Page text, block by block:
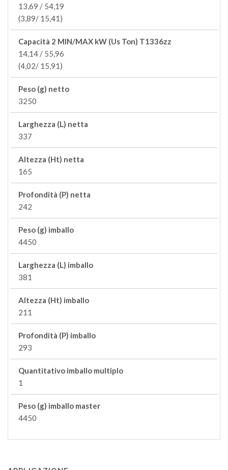
13,69 / 54,19
(3,89/ 15,41)
Capacità 2 MIN/MAX kW (Us Ton) T1336zz
14,14 / 55,96
(4,02/ 15,91)
Peso (g) netto
3250
Larghezza (L) netta
337
Altezza (Ht) netta
165
Profondità (P) netta
242
Peso (g) imballo
4450
Larghezza (L) imballo
381
Altezza (Ht) imballo
211
Profondità (P) imballo
293
Quantitativo imballo multiplo
1
Peso (g) imballo master
4450